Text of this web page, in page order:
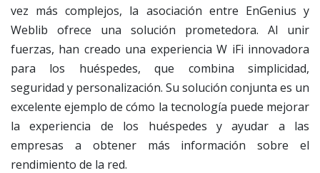
vez más complejos, la asociación entre EnGenius y
Weblib ofrece una solución prometedora. Al unir
fuerzas, han creado una experiencia W iFi innovadora
para los huéspedes, que combina simplicidad,
seguridad y personalización. Su solución conjunta es un
excelente ejemplo de cómo la tecnología puede mejorar
la experiencia de los huéspedes y ayudar a las
empresas a obtener más información sobre el
rendimiento de la red.